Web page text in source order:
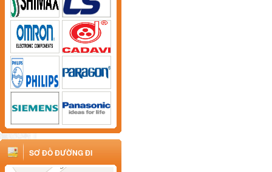
SƠ ĐỒ ĐƯỜNG ĐI